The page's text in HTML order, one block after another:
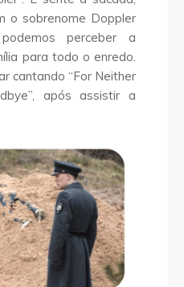
o sobrenome Doppler
perceber a
para todo o enredo.
cantando “For Neither
após assistir a